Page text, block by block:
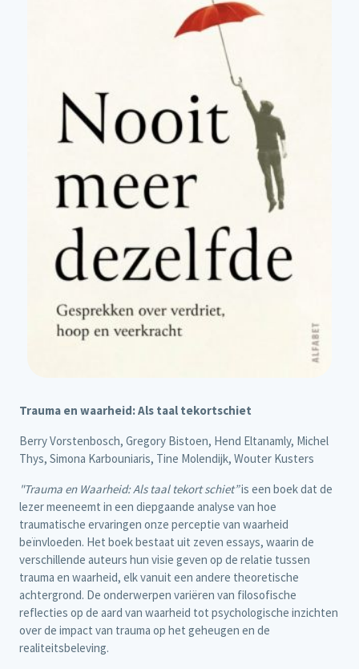
Trauma en waarheid: Als taal tekortschiet
Berry Vorstenbosch, Gregory Bistoen, Hend Eltanamly, Michel
Thys, Simona Karbouniaris, Tine Molendijk, Wouter Kusters
"Trauma en Waarheid: Als taal tekort schiet”is een boek dat de
lezer meeneemt in een diepgaande analyse van hoe
traumatische ervaringen onze perceptie van waarheid
beïnvloeden. Het boek bestaat uit zeven essays, waarin de
verschillende auteurs hun visie geven op de relatie tussen
trauma en waarheid, elk vanuit een andere theoretische
achtergrond. De onderwerpen variëren van filosofische
reflecties op de aard van waarheid tot psychologische inzichten
over de impact van trauma op het geheugen en de
realiteitsbeleving.